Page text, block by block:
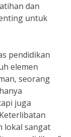
dan
untuk
pendidikan
elemen
seorang
juga
lokal sangat